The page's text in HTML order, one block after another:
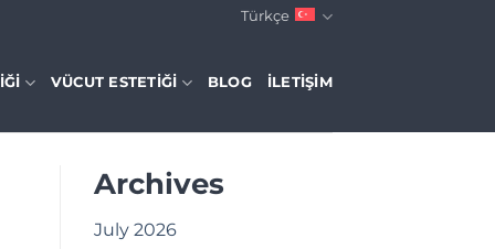
Türkçe
VÜCUT ESTETIĞI BLOG İLETIŞIM
Archives
July 2026